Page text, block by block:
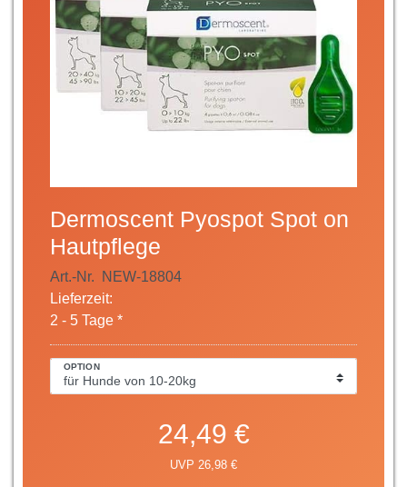
Dermoscent Pyospot Spot on
Hautpflege
Art.-Nr.
NEW-18804
Lieferzeit:
2 - 5 Tage *
OPTION
24,49 €
UVP 26,98 €